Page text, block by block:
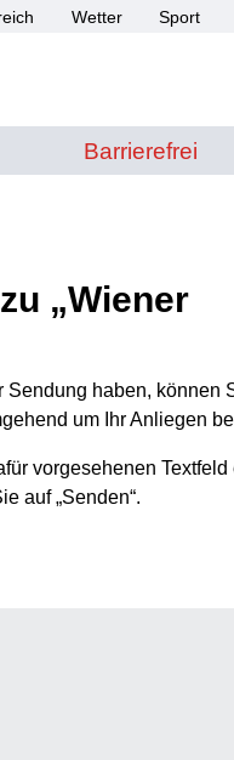
Wetter Sport
Barrierefrei
Barrierefrei
„Wiener
haben, können
um Ihr Anliegen
vorgesehenen Textfeld
auf „Senden“.